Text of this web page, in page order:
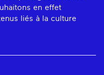
en effet
liés à la culture